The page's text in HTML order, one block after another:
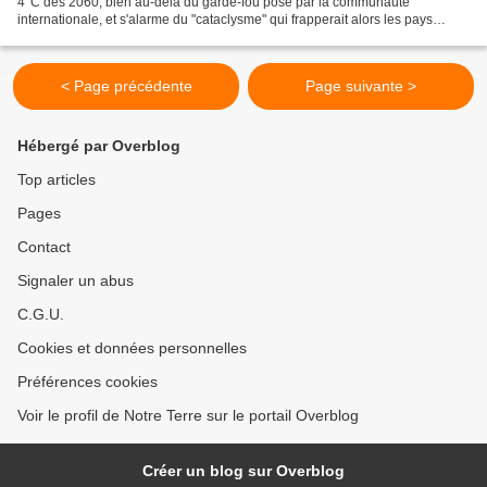
internationale, et s'alarme du "cataclysme" qui frapperait alors les pays
< Page précédente Page suivante >
Hébergé par Overblog
Top articles
Pages
Contact
Signaler un abus
C.G.U.
Cookies et données personnelles
Préférences cookies
Voir le profil de Notre Terre sur le portail Overblog
Créer un blog sur Overblog